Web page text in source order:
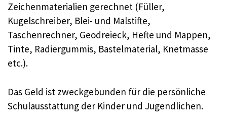
Zeichenmaterialien gerechnet (Füller,
Kugelschreiber, Blei- und Malstifte,
Taschenrechner, Geodreieck, Hefte und Mappen,
Tinte, Radiergummis, Bastelmaterial, Knetmasse
etc.).
Das Geld ist zweckgebunden für die persönliche
Schulausstattung der Kinder und Jugendlichen.